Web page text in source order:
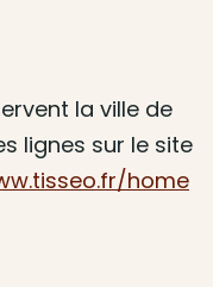
la ville de
lignes sur le site
home